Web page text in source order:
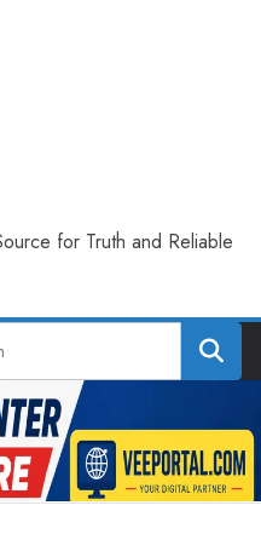
for Truth and Reliable